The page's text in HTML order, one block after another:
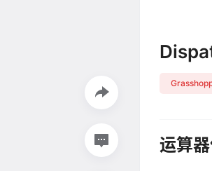
运算器